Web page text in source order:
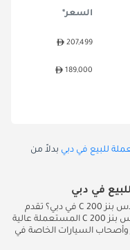
السعر*
207,499
189,000
بدلاً من
هل تبحث عن سيارة مثالية جديدة من مرسيدس بنز C 200 في دبي؟ تقدم
دوبي كارز مجموعة كبيرة من سيارات مرسيدس بنز C 200 المستعملة عالية
وأصحاب السيارات الخاصة في